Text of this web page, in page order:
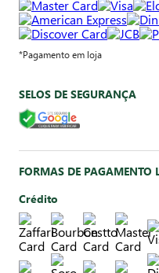
*Pagamento em loja
SELOS DE SEGURANÇA
FORMAS DE PAGAMENTO
Crédito